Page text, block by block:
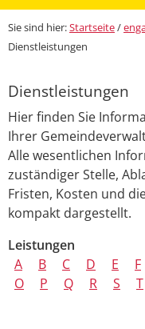
Sie sind hier:Startseite/
Dienstleistungen
Dienstleistungen
Hier finden Sie
Ihrer
Alle wesentlichen
zuständiger Stelle,
Fristen, Kosten und
kompakt dargestellt.
Leistungen
A
B C D E F
O
P Q R S T